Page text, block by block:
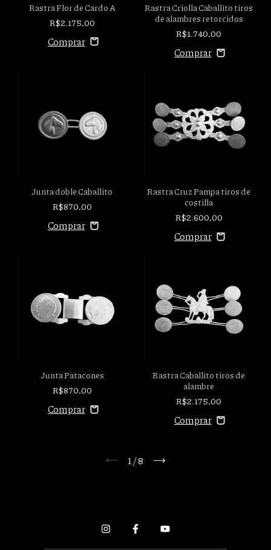
Rastra Flor de Cardo A
R$2.175,00
Rastra Criolla Caballito tiros
de alambres retorcidos
R$1.740,00
Junta doble Caballito
R$870,00
Rastra Cruz Pampa tiros de
costilla
R$2.600,00
Junta Patacones
R$870,00
Rastra Caballito tiros de
alambre
R$2.175,00
1/8